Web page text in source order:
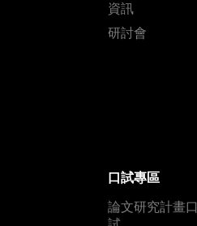
資訊
研討會
口試專區
論文研究計畫口